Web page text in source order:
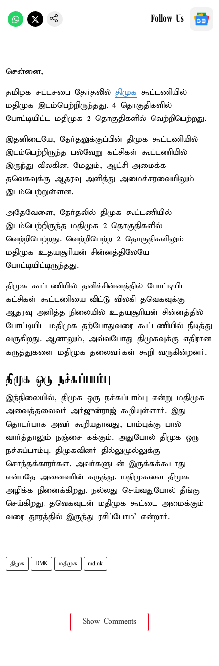
Follow Us
சென்னை,
தமிழக சட்டசபை தேர்தலில் திமுக கூட்டணியில்
மதிமுக இடம்பெற்றிருந்தது. 4 தொகுதிகளில்
போட்டியிட்ட மதிமுக 2 தொகுதிகளில் வெற்றிபெற்றது.
இதனிடையே, தேர்தலுக்குப்பின் திமுக கூட்டணியில்
இடம்பெற்றிருந்த பல்வேறு கட்சிகள் கூட்டணியில்
இருந்து விலகின. மேலும், ஆட்சி அமைக்க
தவெகவுக்கு ஆதரவு அளித்து அமைச்சரவையிலும்
இடம்பெற்றுள்ளன.
அதேவேளை, தேர்தலில் திமுக கூட்டணியில்
இடம்பெற்றிருந்த மதிமுக 2 தொகுதிகளில்
வெற்றிபெற்றது. வெற்றிபெற்ற 2 தொகுதிகளிலும்
மதிமுக உதயசூரியன் சின்னத்திலேயே
போட்டியிட்டிருந்தது.
திமுக கூட்டணியில் தனிச்சின்னத்தில் போட்டியிட
கட்சிகள் கூட்டணியை விட்டு விலகி தவெகவுக்கு
ஆதரவு அளித்த நிலையில் உதயசூரியன் சின்னத்தில்
போட்டியிட மதிமுக தற்போதுவரை கூட்டணியில் நீடித்து
வருகிறது. ஆனாலும், அவ்வபோது திமுகவுக்கு எதிரான
கருத்துகளை மதிமுக தலைவர்கள் கூறி வருகின்றனர்.
திமுக ஒரு நச்சுப்பாம்பு
இந்நிலையில், திமுக ஒரு நச்சுப்பாம்பு என்று மதிமுக
அவைத்தலைவர் அர்ஜுன்ராஜ் கூறியுள்ளார். இது
தொடர்பாக அவர் கூறியதாவது, பாம்புக்கு பால்
வார்த்தாலும் நஞ்சை கக்கும். அதுபோல் திமுக ஒரு
நச்சுப்பாம்பு. திமுகவினர் தில்லுமுல்லுக்கு
சொந்தக்காரர்கள். அவர்களுடன் இருக்கக்கூடாது
என்பதே அனைவரின் கருத்து. மதிமுகவை திமுக
அழிக்க நினைக்கிறது. நல்லது செய்வதுபோல் தீங்கு
செய்கிறது. தவெகவுடன் மதிமுக கூட்டை அமைக்கும்
வரை தூரத்தில் இருந்து ரசிப்போம்’ என்றார்.
திமுக DMK மதிமுக mdmk
Show Comments